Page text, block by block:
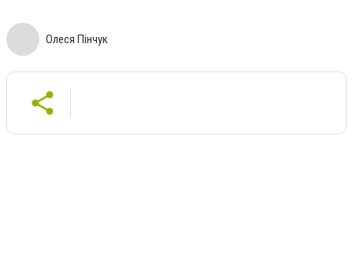
Олеся Пінчук